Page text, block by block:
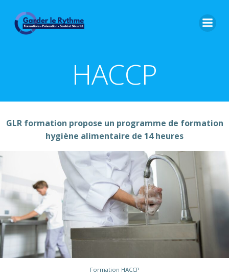
HACCP
GLR formation propose un programme de formation
hygiène alimentaire de 14 heures
Formation HACCP